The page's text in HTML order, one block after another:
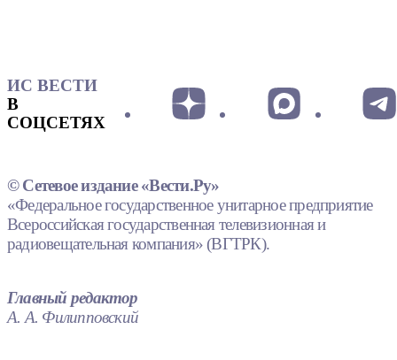
ИС ВЕСТИ
В
СОЦСЕТЯХ
© Сетевое издание «Вести.Ру»
«Федеральное государственное унитарное предприятие
Всероссийская государственная телевизионная и
радиовещательная компания» (ВГТРК).
Главный редактор
А. А. Филипповский